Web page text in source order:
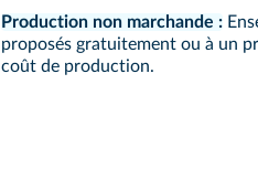
Production non marchande :
proposés gratuitement ou à un
coût de production.